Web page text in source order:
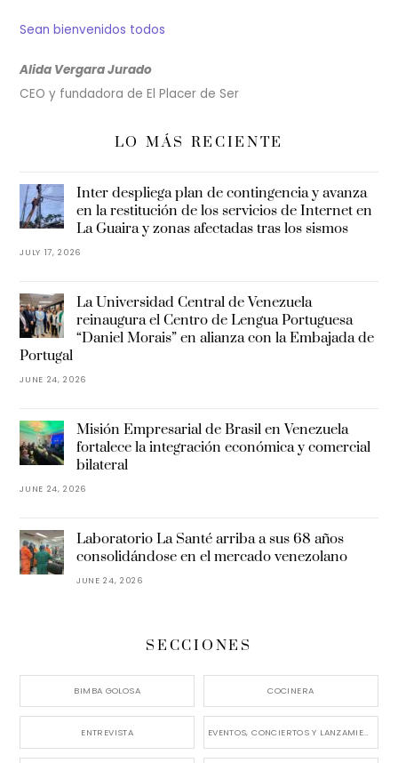
Sean bienvenidos todos
Alida Vergara Jurado
CEO y fundadora de El Placer de Ser
LO MÁS RECIENTE
Inter despliega plan de contingencia y avanza
en la restitución de los servicios de Internet en
La Guaira y zonas afectadas tras los sismos
JULY 17, 2026
La Universidad Central de Venezuela
reinaugura el Centro de Lengua Portuguesa
“Daniel Morais” en alianza con la Embajada de
Portugal
JUNE 24, 2026
Misión Empresarial de Brasil en Venezuela
fortalece la integración económica y comercial
bilateral
JUNE 24, 2026
Laboratorio La Santé arriba a sus 68 años
consolidándose en el mercado venezolano
JUNE 24, 2026
SECCIONES
BIMBA GOLOSA COCINERA
ENTREVISTA EVENTOS, CONCIERTOS Y LANZAMIENTOS